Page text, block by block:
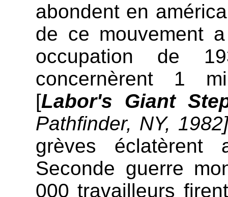
abondent en
de ce mouvement
occupation de
concernèrent 1
[Labor's Giant
Pathfinder, NY,
grèves éclatèrent
Seconde guerre
000 travailleurs